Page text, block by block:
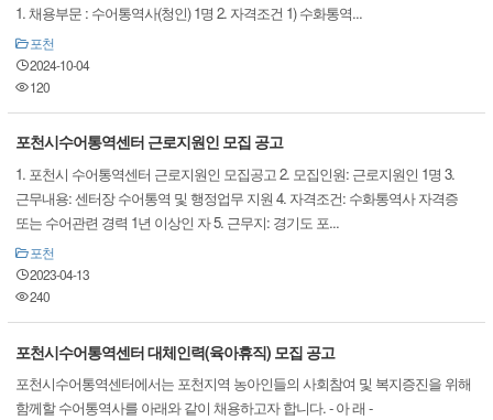
1. 채용부문 : 수어통역사(청인) 1명 2. 자격조건 1) 수화통역...
포천
2024-10-04
120
포천시수어통역센터 근로지원인 모집 공고
1. 포천시 수어통역센터 근로지원인 모집공고 2. 모집인원: 근로지원인 1명 3.
근무내용: 센터장 수어통역 및 행정업무 지원 4. 자격조건: 수화통역사 자격증
또는 수어관련 경력 1년 이상인 자 5. 근무지: 경기도 포...
포천
2023-04-13
240
포천시수어통역센터 대체인력(육아휴직) 모집 공고
포천시수어통역센터에서는 포천지역 농아인들의 사회참여 및 복지증진을 위해
함께할 수어통역사를 아래와 같이 채용하고자 합니다. - 아 래 -